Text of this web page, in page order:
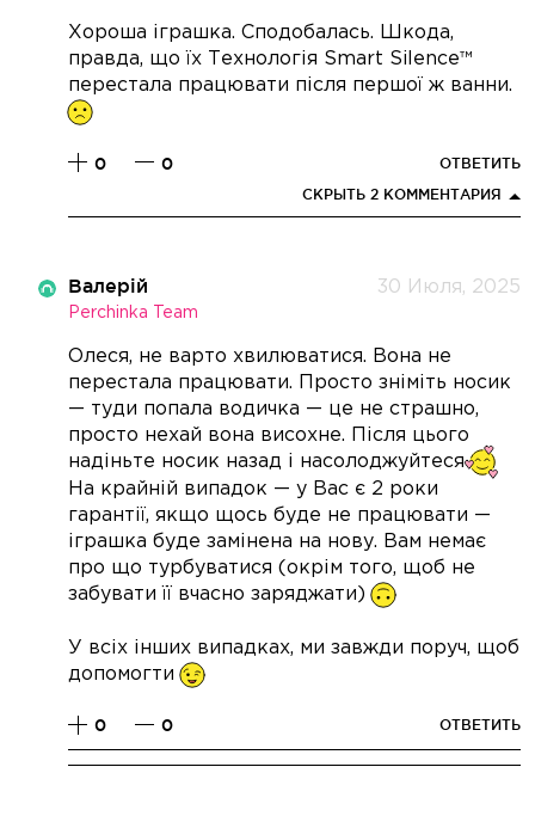
Хороша іграшка. Сподобалась. Шкода,
правда, що їх Технологія Smart Silence™
перестала працювати після першої ж ванни.
0 0 ОТВЕТИТЬ
СКРЫТЬ 2 КОММЕНТАРИЯ
Валерій
Perchinka Team
30 Июля, 2025
Олеся, не варто хвилюватися. Вона не
перестала працювати. Просто зніміть носик
— туди попала водичка — це не страшно,
просто нехай вона висохне. Після цього
надіньте носик назад і насолоджуйтеся
На крайній випадок — у Вас є 2 роки
гарантії, якщо щось буде не працювати —
іграшка буде замінена на нову. Вам немає
про що турбуватися (окрім того, щоб не
забувати її вчасно заряджати)
У всіх інших випадках, ми завжди поруч, щоб
допомогти
0 0 ОТВЕТИТЬ